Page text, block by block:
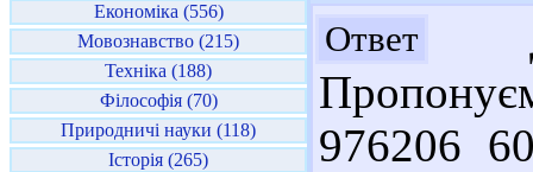
Економіка (556)
Мовознавство (215)
Техніка (188)
Філософія (70)
Природничі науки (118)
Історія (265)
Ответ
976206